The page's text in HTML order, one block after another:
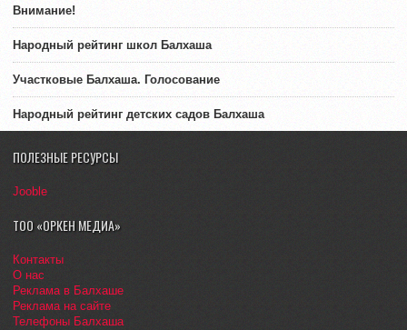
Внимание!
Народный рейтинг школ Балхаша
Участковые Балхаша. Голосование
Народный рейтинг детских садов Балхаша
ПОЛЕЗНЫЕ РЕСУРСЫ
Jooble
ТОО «ОРКЕН МЕДИА»
Контакты
О нас
Реклама в Балхаше
Реклама на сайте
Телефоны Балхаша